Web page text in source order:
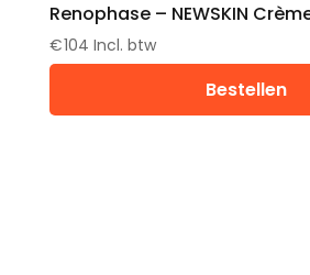
Renophase – NEWSKIN
€104 Incl. btw
Bestellen